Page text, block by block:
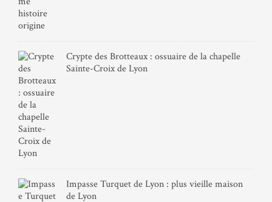
Crypte des Brotteaux : ossuaire de la chapelle
Sainte-Croix de Lyon
Impasse Turquet de Lyon : plus vieille maison
de Lyon